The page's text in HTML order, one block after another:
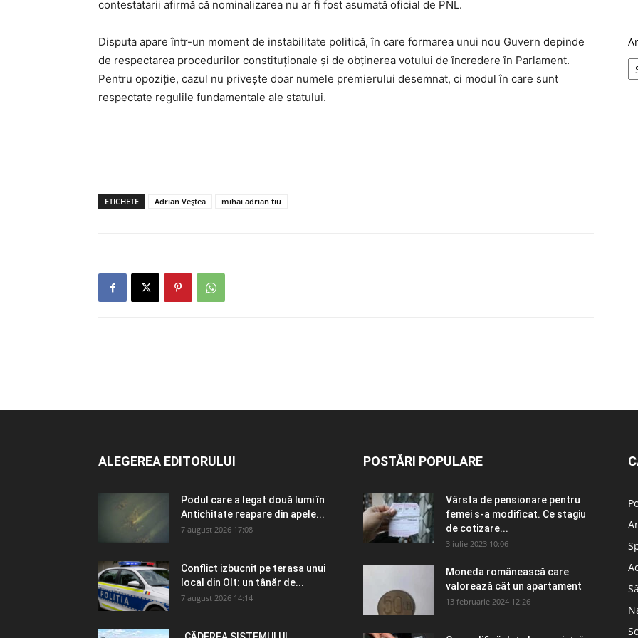
contestatarii afirmă că nominalizarea nu ar fi fost asumată oficial de PNL.
Disputa apare într-un moment de instabilitate politică, în care formarea unui nou Guvern depinde
de respectarea procedurilor constituționale și de obținerea votului de încredere în Parlament.
Pentru opoziție, cazul nu privește doar numele premierului desemnat, ci modul în care sunt
respectate regulile fundamentale ale statului.
ETICHETE Adrian Veștea mihai adrian tiu
ALEGEREA EDITORULUI
Podul care a legat două lumi în
Antichitate reapare din apele...
7 august 2026 17:08
Conflict izbucnit pe terasa unui
local din Olt: un tânăr de...
7 august 2026 14:14
POSTĂRI POPULARE
Vârsta de pensionare pentru
femei s-a modificat. Ce stagiu
de cotizare...
3 iulie 2023 10:06
Moneda românească care
valorează cât un apartament
13 februarie 2024 12:26